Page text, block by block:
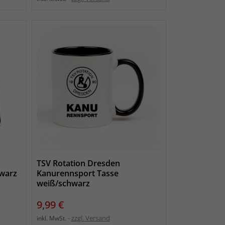
TSV Rotation Dresden
Kanurennsport Tasse
weiß/schwarz
Preis
9,99 €
inkl. MwSt. zzgl. Versand